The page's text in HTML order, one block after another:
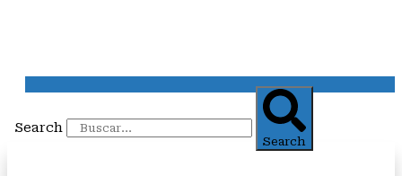
Search
Search